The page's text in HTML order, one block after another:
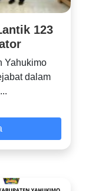
123
Yahukimo
dalam